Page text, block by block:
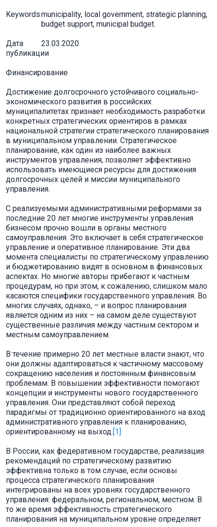
Keywordsmunicipality, local government, strategic planning,
budget support, municipal budget.
Дата
публикации
23.03.2020
Финансирование
Достижение долгосрочного устойчивого социально-
экономического развития в российских
муниципалитетах признает необходимость разработки
конкретных стратегических ориентиров в рамках
национальной стратегии стратегического планирования
в муниципальном управлении. Стратегическое
планирование, как один из наиболее важных
инструментов управления, позволяет эффективно
использовать имеющиеся ресурсы для достижения
долгосрочных целей и миссии муниципального
управления.
С реализуемыми административными реформами за
последние 20 лет многие инструменты управления
бизнесом прочно вошли в органы местного
самоуправления. Это включает в себя стратегическое
управление и оперативное планирование. Эти два
момента специалисты по стратегическому управлению
и бюджетированию видят в основном в финансовых
аспектах. Но многие авторы прибегают к частным
процедурам, но при этом, к сожалению, слишком мало
касаются специфики государственного управления. Во
многих случаях, однако, – и вопрос планирования
является одним из них – на самом деле существуют
существенные различия между частным сектором и
местным самоуправлением.
В течение примерно 20 лет местные власти знают, что
они должны адаптироваться к частичному массовому
сокращению населения и постоянным финансовым
проблемам. В повышении эффективности помогают
концепции и инструменты нового государственного
управления. Они представляют собой переход
парадигмы от традиционно ориентированного на вход
административного управления к планированию,
ориентированному на выход.[1]
В России, как федеративном государстве, реализация
рекомендаций по стратегическому развитию
эффективна только в том случае, если основы
процесса стратегического планирования
интегрированы на всех уровнях государственного
управления: федеральном, региональном, местном. В
то же время эффективность стратегического
планирования на муниципальном уровне определяет